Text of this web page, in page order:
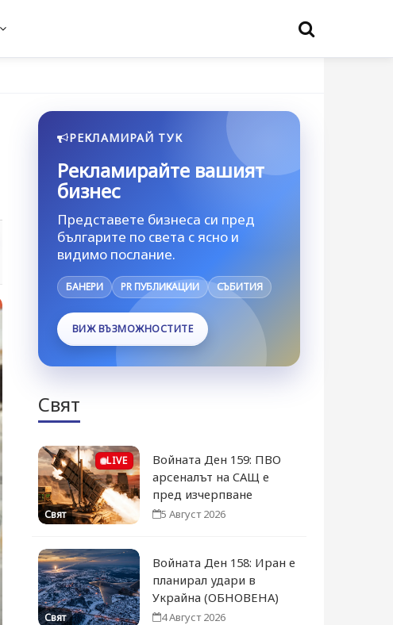
РЕКЛАМИРАЙ ТУК
Рекламирайте вашият
бизнес
Представете бизнеса си пред
българите по света с ясно и
видимо послание.
БАНЕРИ PR ПУБЛИКАЦИИ СЪБИТИЯ
ВИЖ ВЪЗМОЖНОСТИТЕ
Свят
LIVE
Свят
Войната Ден 159: ПВО
арсеналът на САЩ е
пред изчерпване
5 Август 2026
Свят
Войната Ден 158: Иран е
планирал удари в
Украйна (ОБНОВЕНА)
4 Август 2026